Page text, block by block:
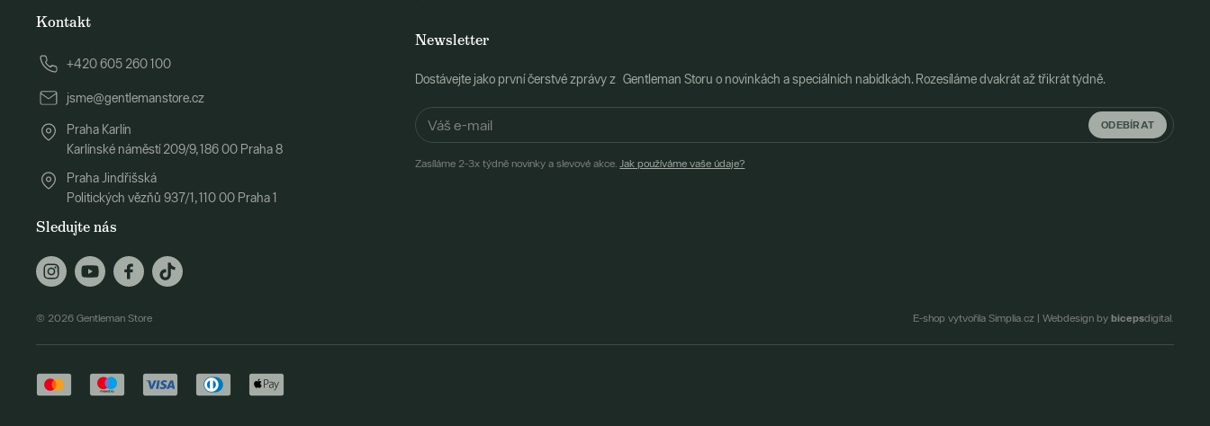
Newsletter
Dostávejte jako první čerstvé zprávy z Gentleman Storu o novinkách a speciálních nabídkách. Rozesíláme dvakrát až třikrát týdně.
ODEBÍRAT
Zasíláme 2-3x týdně novinky a slevové akce.Jak používáme vaše údaje?
Kontakt
+420 605 260 100
jsme@gentlemanstore.cz
Praha Karlín
Karlínské náměstí 209/9, 186 00 Praha 8
Praha Jindřišská
Politických vězňů 937/1, 110 00 Praha 1
Sledujte nás
© 2026 Gentleman Store E-shop vytvořila Simplia.cz | Webdesign by bicepsdigital.